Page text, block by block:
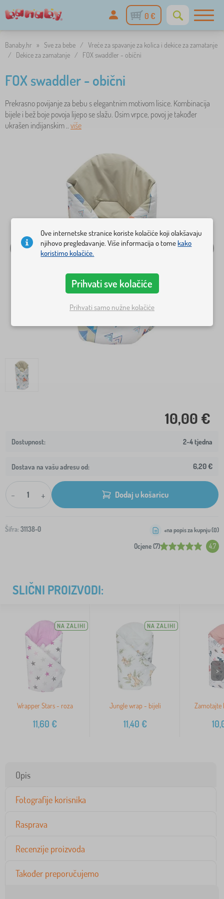
0 €
Banaby.hr » Sve za bebe / Vreće za spavanje za kolica i dekice za zamatanje
/
Dekice za zamatanje / FOX swaddler - obični
FOX swaddler - obični
Prekrasno povijanje za bebu s elegantnim motivom lisice. Kombinacija
bijele i bež boje povoja lijepo se slažu. Osim vrpce, povoj je također
ukrašen indijanskim .. više
10,00 €
2-4 tjedna
Dostava na vašu adresu od: 6,20 €
- + Dodaj u košaricu
Šifra: 31138-0
Ocjene (7) 4.7
+na popis za kupnju (0)
SLIČNI PROIZVODI:
NA ZALIHI
Wrapper Stars - roza
11,60 €
NA ZALIHI
Jungle wrap - bijeli
11,40 €
Zamotajte
>
Opis
Fotografije korisnika
Rasprava
Recenzije proizvoda
Također preporučujemo
Ove internetske stranice koriste kolačiće koji olakšavaju
njihovo pregledavanje. Više informacija o tomekako
koristimo kolačiće.
Prihvati sve kolačiće
Prihvati samo nužne kolačiće